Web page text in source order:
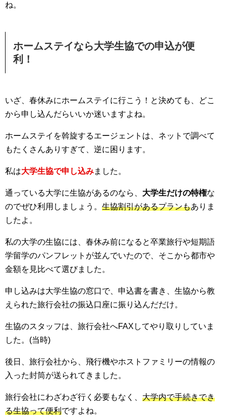
ね。
ホームステイなら大学生協での申込が便
利！
いざ、春休みにホームステイに行こう！と決めても、どこ
から申し込んだらいいか迷いますよね。
ホームステイを斡旋するエージェントは、ネットで調べて
もたくさんありすぎて、逆に困ります。
私は大学生協で申し込みました。
通っている大学に生協があるのなら、 大学生だけの特権な
のでぜひ利用しましょう。 生協割引があるプランもありま
したよ。
私の大学の生協には、春休み前になると卒業旅行や短期語
学留学のパンフレットが並んでいたので、そこから都市や
金額を見比べて選びました。
申し込みは大学生協の窓口で、申込書を書き、生協から教
えられた旅行会社の振込口座に振り込んだだけ。
生協のスタッフは、旅行会社へFAXしてやり取りしていま
した。(当時)
後日、旅行会社から、飛行機やホストファミリーの情報の
入った封筒が送られてきました。
旅行会社にわざわざ行く必要もなく、 大学内で手続きでき
る生協って便利ですよね。